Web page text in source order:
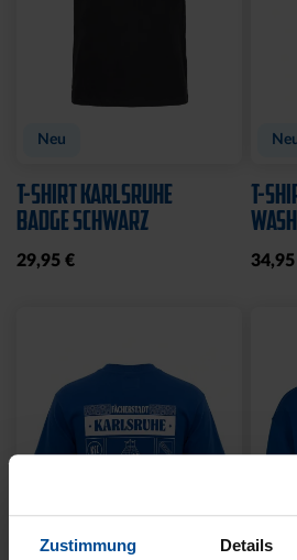
Zustimmung Details
Neu
T-SHIRT KARLSRUHE
BADGE SCHWARZ
29,95 €
T-